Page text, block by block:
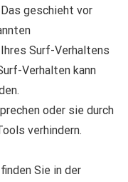
geschieht vor
Surf-Verhaltens
Verhalten kann
oder sie durch
verhindern.
Sie in der